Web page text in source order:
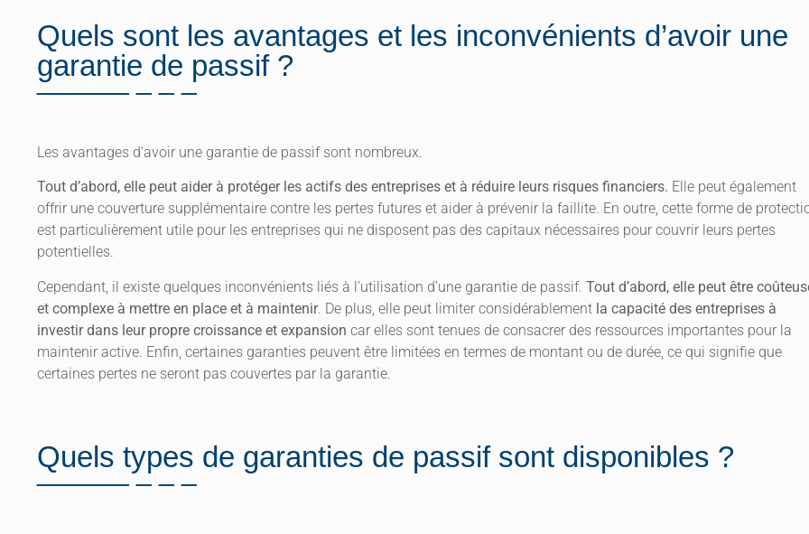
Quels sont les avantages et les inconvénients d’avoir une
garantie de passif ?
Les avantages d’avoir une garantie de passif sont nombreux.
Tout d’abord, elle peut aider à protéger les actifs des entreprises et à réduire leurs risques financiers. Elle peut également
offrir une couverture supplémentaire contre les pertes futures et aider à prévenir la faillite. En outre, cette forme de
est particulièrement utile pour les entreprises qui ne disposent pas des capitaux nécessaires pour couvrir leurs pertes
potentielles.
Cependant, il existe quelques inconvénients liés à l’utilisation d’une garantie de passif. Tout d’abord, elle peut être
et complexe à mettre en place et à maintenir. De plus, elle peut limiter considérablement la capacité des entreprises à
investir dans leur propre croissance et expansion car elles sont tenues de consacrer des ressources importantes pour la
maintenir active. Enfin, certaines garanties peuvent être limitées en termes de montant ou de durée, ce qui signifie que
certaines pertes ne seront pas couvertes par la garantie.
Quels types de garanties de passif sont disponibles ?